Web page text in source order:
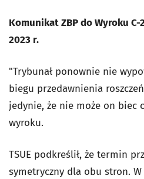
Komunikat ZBP do Wyroku
2023 r.
"Trybunał ponownie nie
biegu przedawnienia
jedynie, że nie może on biec
wyroku.
TSUE podkreślił, że termin
symetryczny dla obu stron.